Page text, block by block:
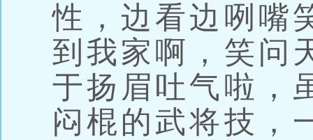
性，边看边咧嘴
到我家啊，笑问
于扬眉吐气啦，
闷棍的武将技，